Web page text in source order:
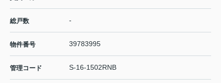
総戸数 -
物件番号 39783995
管理コード S-16-1502RNB